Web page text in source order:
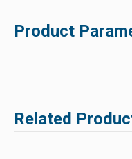
Product
Related